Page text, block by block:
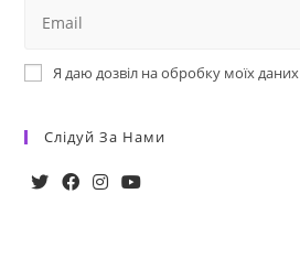
Я даю дозвіл на обробку моїх даних
Слідуй За Нами